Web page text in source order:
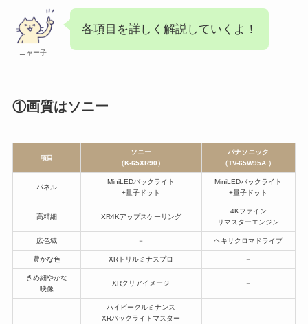
ニャー子
各項目を詳しく解説していくよ！
①画質はソニー
項目
ソニー
（K-65XR90）
パナソニック
（TV-65W95A ）
パネル
MiniLEDバックライト
+量子ドット
MiniLEDバックライト
+量子ドット
高精細 XR4Kアップスケーリング
4Kファイン
リマスターエンジン
広色域 － ヘキサクロマドライブ
豊かな色 XRトリルミナスプロ －
きめ細やかな
映像
XRクリアイメージ －
ハイピークルミナンス
XRバックライトマスター